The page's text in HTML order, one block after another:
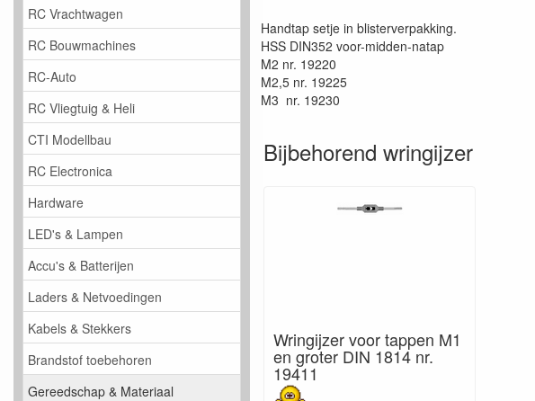
RC Vrachtwagen
RC Bouwmachines
RC-Auto
RC Vliegtuig & Heli
CTI Modellbau
RC Electronica
Hardware
LED's & Lampen
Accu's & Batterijen
Laders & Netvoedingen
Kabels & Stekkers
Brandstof toebehoren
Gereedschap & Materiaal
Handtap setje in blisterverpakking.
HSS DIN352 voor-midden-natap
M2 nr. 19220
M2,5 nr. 19225
M3 nr. 19230
Bijbehorend wringijzer
Wringijzer voor tappen M1
en groter DIN 1814 nr.
19411